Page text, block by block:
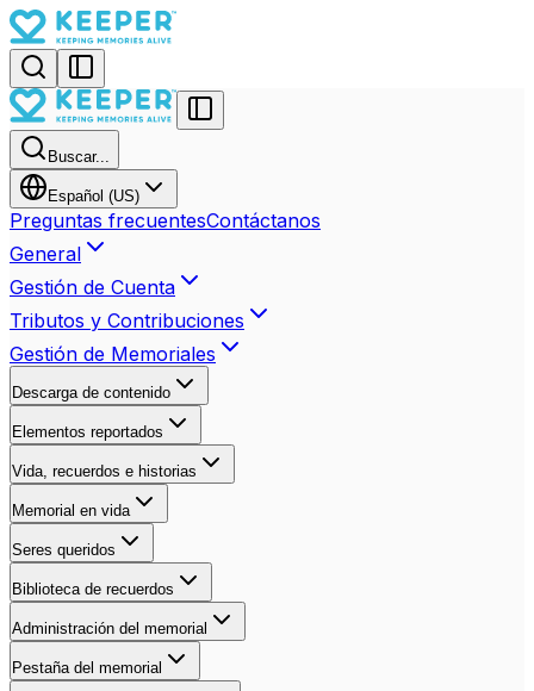
Buscar...
Español (US)
Preguntas frecuentesContáctanos
General
Gestión de Cuenta
Tributos y Contribuciones
Gestión de Memoriales
Descarga de contenido
Elementos reportados
Vida, recuerdos e historias
Memorial en vida
Seres queridos
Biblioteca de recuerdos
Administración del memorial
Pestaña del memorial